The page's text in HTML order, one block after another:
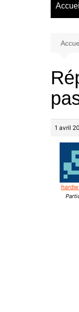
Accueil
1 avril